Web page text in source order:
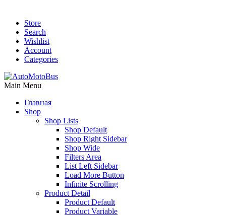
Store
Search
Wishlist
Account
Categories
Main Menu
Главная
Shop
Shop Lists
Shop Default
Shop Right Sidebar
Shop Wide
Filters Area
List Left Sidebar
Load More Button
Infinite Scrolling
Product Detail
Product Default
Product Variable